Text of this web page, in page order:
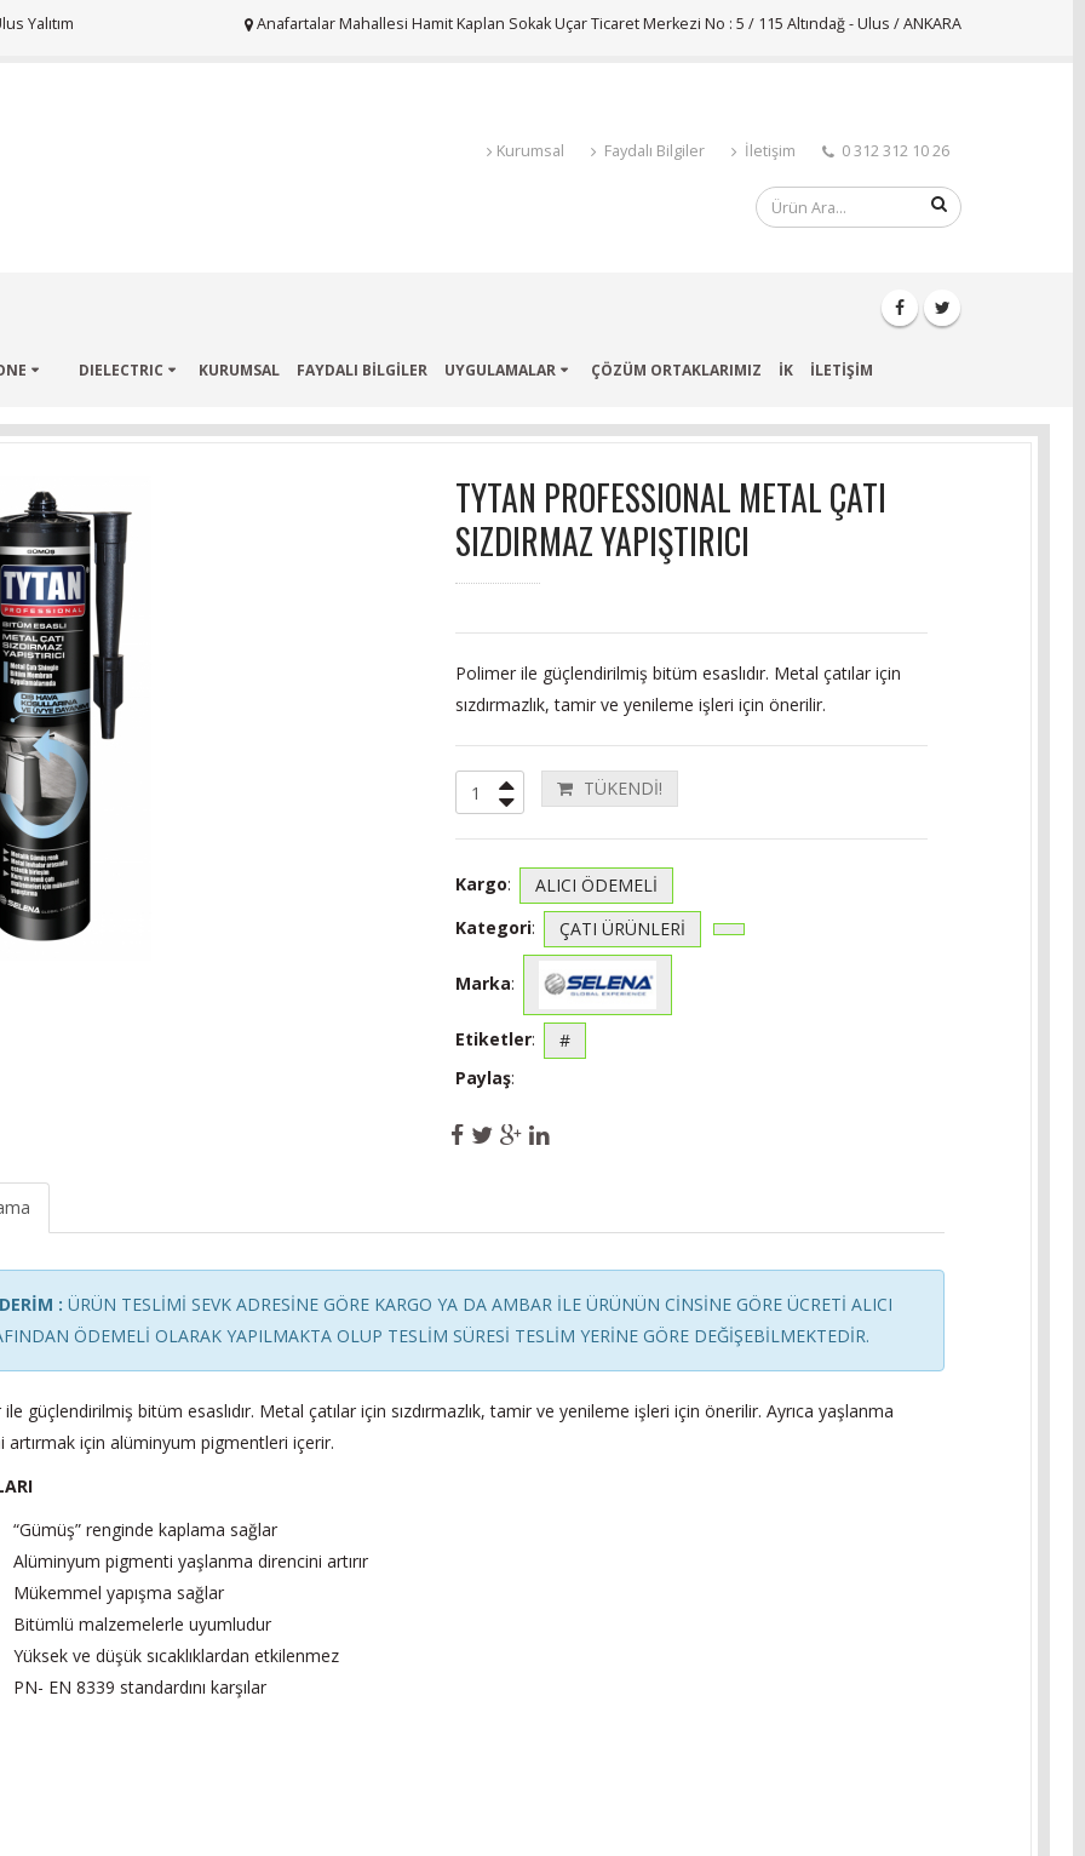
Yalıtım Anafartalar Mahallesi Hamit Kaplan Sokak Uçar Ticaret Merkezi No : 5 / 115 Altındağ - Ulus / ANKARA
Kurumsal Faydalı Bilgiler İletişim 0 312 312 10 26
DIELECTRIC KURUMSAL FAYDALI BİLGİLER UYGULAMALAR ÇÖZÜM ORTAKLARIMIZ İK İLETİŞİM
TYTAN PROFESSIONAL METAL ÇATI
SIZDIRMAZ YAPIŞTIRICI
Polimer ile güçlendirilmiş bitüm esaslıdır. Metal çatılar için
sızdırmazlık, tamir ve yenileme işleri için önerilir.
TÜKENDİ!
Kargo:
ALICI ÖDEMELİ
Kategori: ÇATI ÜRÜNLERİ
Marka:
Etiketler:
#
Paylaş:
: ÜRÜN TESLİMİ SEVK ADRESİNE GÖRE KARGO YA DA AMBAR İLE ÜRÜNÜN CİNSİNE GÖRE ÜCRETİ ALICI
ÖDEMELİ OLARAK YAPILMAKTA OLUP TESLİM SÜRESİ TESLİM YERİNE GÖRE DEĞİŞEBİLMEKTEDİR.
güçlendirilmiş bitüm esaslıdır. Metal çatılar için sızdırmazlık, tamir ve yenileme işleri için önerilir. Ayrıca yaşlanma
artırmak için alüminyum pigmentleri içerir.
“Gümüş” renginde kaplama sağlar
Alüminyum pigmenti yaşlanma direncini artırır
Mükemmel yapışma sağlar
Bitümlü malzemelerle uyumludur
Yüksek ve düşük sıcaklıklardan etkilenmez
PN- EN 8339 standardını karşılar